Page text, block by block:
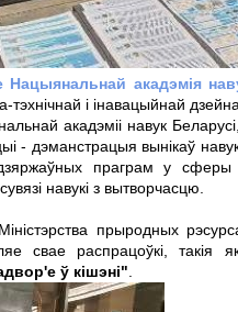
Нацыянальнай акадэмія
і інавацыйнай
акадэміі навук
- дэманстрацыя вынікаў
праграм у сферы
навукі з вытворчасцю.
прыродных
свае распрацоўкі, такія
ў кішэні"